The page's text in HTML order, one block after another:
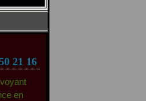
21 16
en